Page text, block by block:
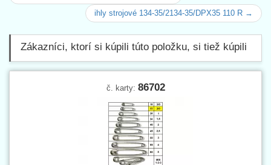
ihly strojové 134-35/2134-35/DPX35 110 R →
Zákazníci, ktorí si kúpili túto položku, si tiež kúpili
č. karty: 86702